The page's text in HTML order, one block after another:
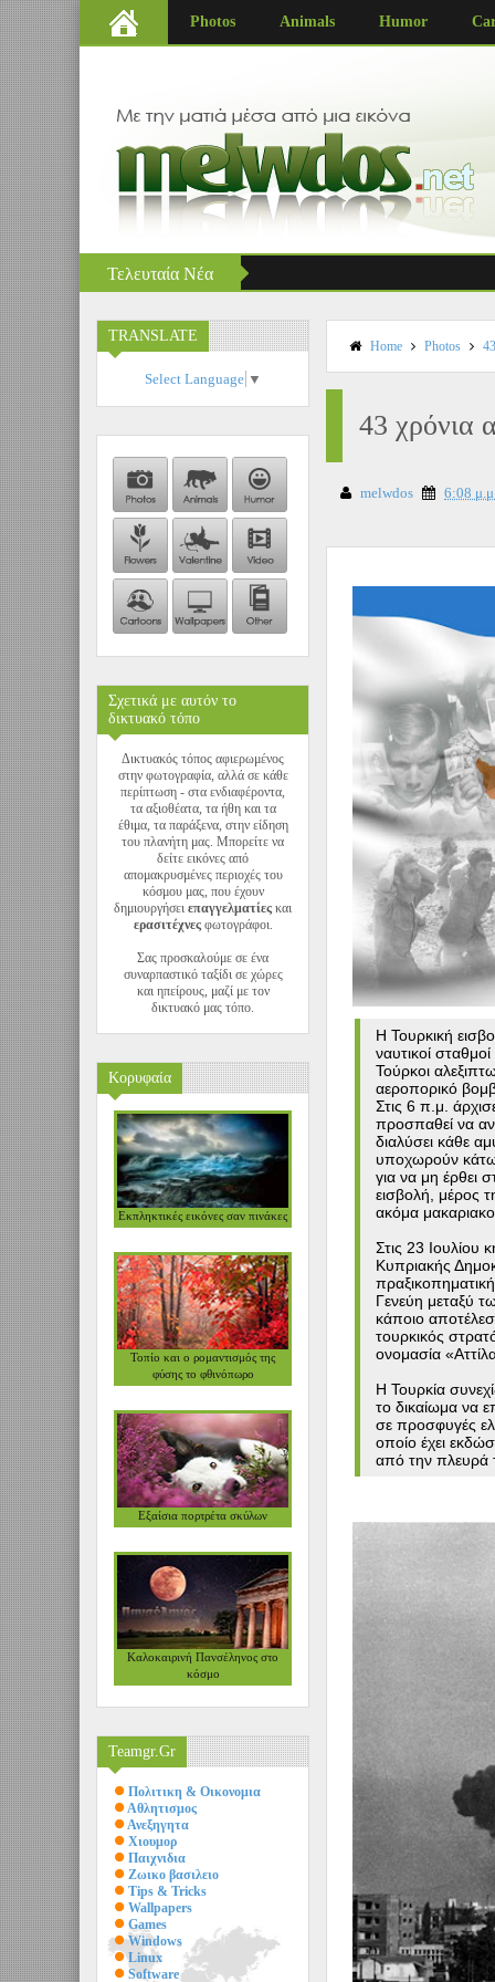
Photos Animals Humor
Τελευταία Νέα
TRANSLATE
Select Language ▼
Σχετικά με αυτόν το
δικτυακό τόπο
Δικτυακός τόπος αφιερωμένος
στην φωτογραφία, αλλά σε κάθε
περίπτωση - στα ενδιαφέροντα,
τα αξιοθέατα, τα ήθη και τα
έθιμα, τα παράξενα, στην είδηση
του πλανήτη μας. Μπορείτε να
δείτε εικόνες από
απομακρυσμένες περιοχές του
κόσμου μας, που έχουν
δημιουργήσει επαγγελματίες και
ερασιτέχνεςφωτογράφοι.
Σας προσκαλούμε σε ένα
συναρπαστικό ταξίδι σε χώρες
και ηπείρους, μαζί με τον
δικτυακό μας τόπο.
Κορυφαία VIEW
Εκπληκτικές εικόνες σαν πινάκες
VIEW
Τοπίο και ο ρομαντισμός της
φύσης το φθινόπωρο
VIEW
Εξαίσια πορτρέτα σκύλων
VIEW
Καλοκαιρινή Πανσέληνος στο
κόσμο
Teamgr.Gr
Πολιτικη & Οικονομια
Αθλητισμος
Ανεξηγητα
Χιουμορ
Παιχνιδια
Ζωικο βασιλειο
Tips & Tricks
Wallpapers
Games
Windows
Linux
Software
Home Photos
43 χρόνια
melwdos 6:08
Η Τουρκική
ναυτικοί
Τούρκοι
αεροπορικό
Στις 6 π.μ.
προσπαθεί να
διαλύσει κάθε
υποχωρούν κάτω
για να μη έρθει
εισβολή, μέρος
ακόμα
Στις 23 Ιουλίου
Κυπριακής
Γενεύη μεταξύ
κάποιο
τουρκικός
ονομασία
Η Τουρκία
το δικαίωμα να
σε προσφυγές
οποίο έχει
από την πλευρά